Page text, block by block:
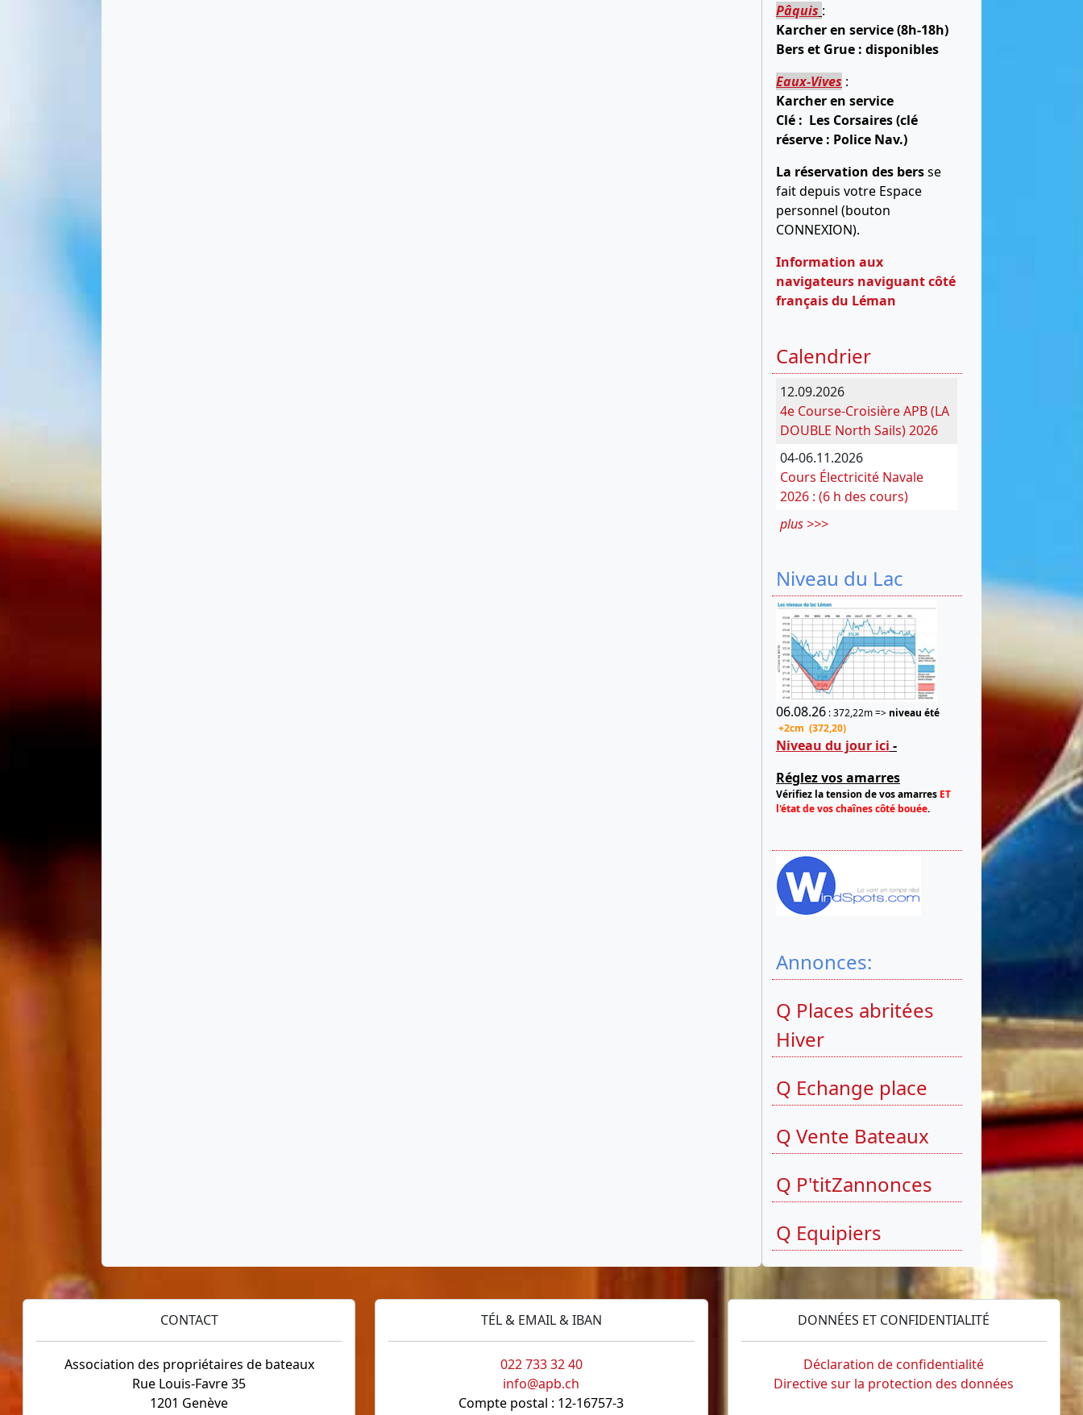
Pâquis :
Karcher en service (8h-18h)
Bers et Grue : disponibles
Eaux-Vives :
Karcher en service
Clé : Les Corsaires (clé
réserve : Police Nav.)
La réservation des bersse
fait depuis votre Espace
personnel (bouton
CONNEXION).
Information aux
navigateurs naviguant côté
français du Léman
Calendrier
12.09.2026
4e Course-Croisière APB (LA
DOUBLE North Sails) 2026
04-06.11.2026
Cours Électricité Navale
2026 : (6 h des cours)
plus >>>
Niveau du Lac
06.08.26 : 372,22m => niveau été
+2cm (372,20)
Niveau du jour ici -
Réglez vos amarres
Vérifiez la tension de vos amarres ET
l'état de vos chaînes côté bouée.
Annonces:
Q Places abritées
Hiver
Q Echange place
Q Vente Bateaux
Q P'titZannonces
Q Equipiers
CONTACT
Association des propriétaires de bateaux
Rue Louis-Favre 35
1201 Genève
TÉL & EMAIL & IBAN
022 733 32 40
info@apb.ch
Compte postal : 12-16757-3
DONNÉES ET CONFIDENTIALITÉ
Déclaration de confidentialité
Directive sur la protection des données